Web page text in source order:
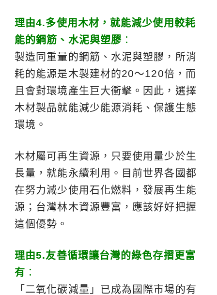
理由4.多使用木材，就能減少使用 較耗
能的鋼筋、水泥與塑膠 ：
製造同重量的鋼筋、水泥與塑膠，所消
耗的能源是木製建材的20～120倍，而
且會對環境產生巨大衝擊。因此，選擇
木材製品就能減少能源消耗、保護生態
環境。
木材屬可再生資源，只要使用量少於生
長量，就能永續利用。目前世界各國都
在努力減少使用石化燃料，發展再生能
源；台灣林木資源豐富，應該好好把握
這個優勢。
理由5.友善循環讓台灣的綠色存摺更富
有 ：
「二氧化碳減量」已成為國際市場的有